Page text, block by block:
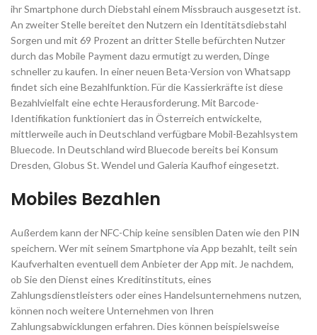
ihr Smartphone durch Diebstahl einem Missbrauch ausgesetzt ist.
An zweiter Stelle bereitet den Nutzern ein Identitätsdiebstahl
Sorgen und mit 69 Prozent an dritter Stelle befürchten Nutzer
durch das Mobile Payment dazu ermutigt zu werden, Dinge
schneller zu kaufen. In einer neuen Beta-Version von Whatsapp
findet sich eine Bezahlfunktion. Für die Kassierkräfte ist diese
Bezahlvielfalt eine echte Herausforderung. Mit Barcode-
Identifikation funktioniert das in Österreich entwickelte,
mittlerweile auch in Deutschland verfügbare Mobil-Bezahlsystem
Bluecode. In Deutschland wird Bluecode bereits bei Konsum
Dresden, Globus St. Wendel und Galeria Kaufhof eingesetzt.
Mobiles Bezahlen
Außerdem kann der NFC-Chip keine sensiblen Daten wie den PIN
speichern. Wer mit seinem Smartphone via App bezahlt, teilt sein
Kaufverhalten eventuell dem Anbieter der App mit. Je nachdem,
ob Sie den Dienst eines Kreditinstituts, eines
Zahlungsdienstleisters oder eines Handelsunternehmens nutzen,
können noch weitere Unternehmen von Ihren
Zahlungsabwicklungen erfahren. Dies können beispielsweise